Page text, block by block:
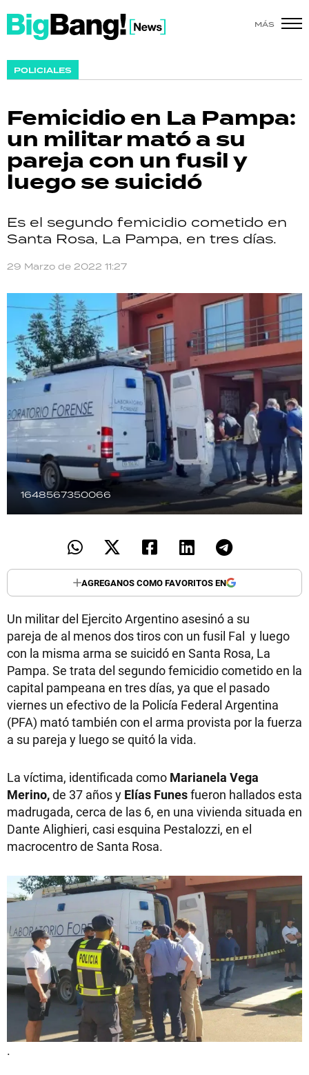
MÁS
POLICIALES
Femicidio en La Pampa:
un militar mató a su
pareja con un fusil y
luego se suicidó
Es el segundo femicidio cometido en
Santa Rosa, La Pampa, en tres días.
29 Marzo de 2022 11:27
1648567350066
AGREGANOS COMO FAVORITOS EN
Un militar del Ejercito Argentino asesinó a su
pareja de al menos dos tiros con un fusil Fal y luego
con la misma arma se suicidó en Santa Rosa, La
Pampa. Se trata del segundo femicidio cometido en la
capital pampeana en tres días, ya que el pasado
viernes un efectivo de la Policía Federal Argentina
(PFA) mató también con el arma provista por la fuerza
a su pareja y luego se quitó la vida.
La víctima, identificada como Marianela Vega
Merino,de 37 años y Elías Funesfueron hallados esta
madrugada, cerca de las 6, en una vivienda situada en
Dante Alighieri, casi esquina Pestalozzi, en el
macrocentro de Santa Rosa.
.
SHOW
ACTUALIDAD
POLICIALES
ECONOMÍA
GRAN HERMANO
SALUD
DEPORTES
TECNOLOGÍA
RECETAS
PALABRAS
HORÓSCOPO
Seguinos